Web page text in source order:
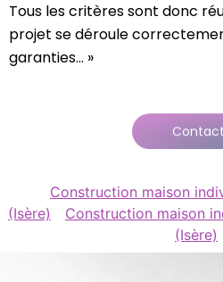
Tous les critères sont donc
projet se déroule
garanties… »
Construction maison
(Isère)
Construction maison
(Isère)